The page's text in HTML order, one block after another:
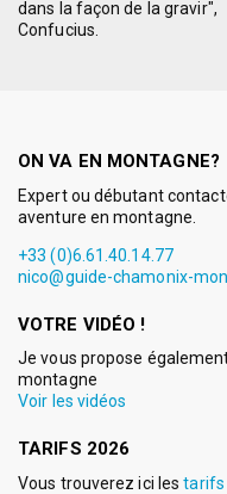
dans la façon de la gravir",
Confucius.
ON VA EN MONTAGNE?
Expert ou débutant
aventure en montagne.
+33 (0)6.61.40.14.77
nico@guide-chamonix-
VOTRE VIDÉO !
Je vous propose
montagne
Voir les vidéos
TARIFS 2026
Vous trouverez ici lestarifs